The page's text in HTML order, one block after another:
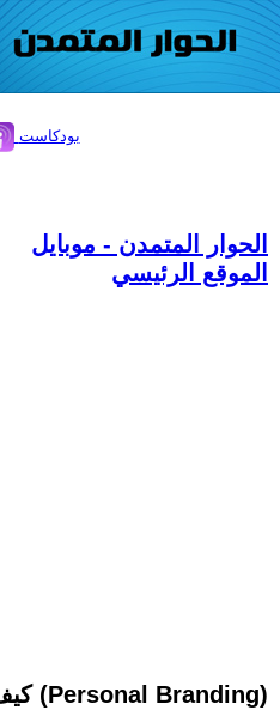
بودكاست
الحوار المتمدن - موبايل
الموقع الرئيسي
كيف يبني الإنسان علامة شخصية قوية على الإنترنت؟ (Personal Branding)